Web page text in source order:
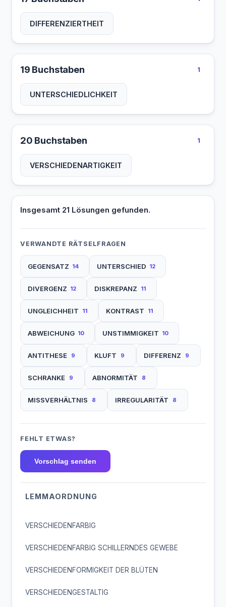
DIFFERENZIERTHEIT
19 Buchstaben 1
UNTERSCHIEDLICHKEIT
20 Buchstaben 1
VERSCHIEDENARTIGKEIT
Insgesamt 21 Lösungen gefunden.
VERWANDTE RÄTSELFRAGEN
GEGENSATZ 14 UNTERSCHIED 12
DIVERGENZ 12 DISKREPANZ 11
UNGLEICHHEIT 11 KONTRAST 11
ABWEICHUNG 10 UNSTIMMIGKEIT 10
ANTITHESE 9 KLUFT 9 DIFFERENZ 9
SCHRANKE 9 ABNORMITÄT 8
MISSVERHÄLTNIS 8 IRREGULARITÄT 8
FEHLT ETWAS?
Vorschlag senden
LEMMAORDNUNG
VERSCHIEDENFARBIG
VERSCHIEDENFARBIG SCHILLERNDES GEWEBE
VERSCHIEDENFORMIGKEIT DER BLÜTEN
VERSCHIEDENGESTALTIG